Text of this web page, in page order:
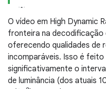
O vídeo em High Dynamic
fronteira na decodificação
oferecendo qualidades de
incomparáveis. Isso é feito
significativamente o
de luminância (dos atuais